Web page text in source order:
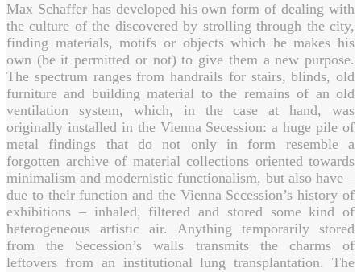
Max Schaffer has developed his own form of dealing with
the culture of the discovered by strolling through the city,
finding materials, motifs or objects which he makes his
own (be it permitted or not) to give them a new purpose.
The spectrum ranges from handrails for stairs, blinds, old
furniture and building material to the remains of an old
ventilation system, which, in the case at hand, was
originally installed in the Vienna Secession: a huge pile of
metal findings that do not only in form resemble a
forgotten archive of material collections oriented towards
minimalism and modernistic functionalism, but also have –
due to their function and the Vienna Secession’s history of
exhibitions – inhaled, filtered and stored some kind of
heterogeneous artistic air. Anything temporarily stored
from the Secession’s walls transmits the charms of
leftovers from an institutional lung transplantation. The